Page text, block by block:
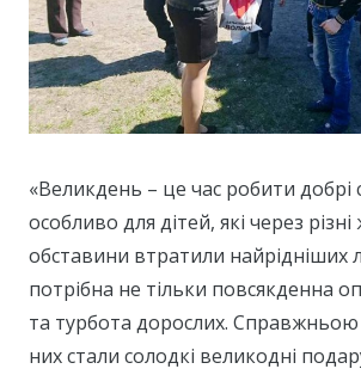
«Великдень – це час робити добрі
особливо для дітей, які через різні
обставини втратили
потрібна не тільки повсякденна
та турбота дорослих. Справжньою
них стали солодкі великодні